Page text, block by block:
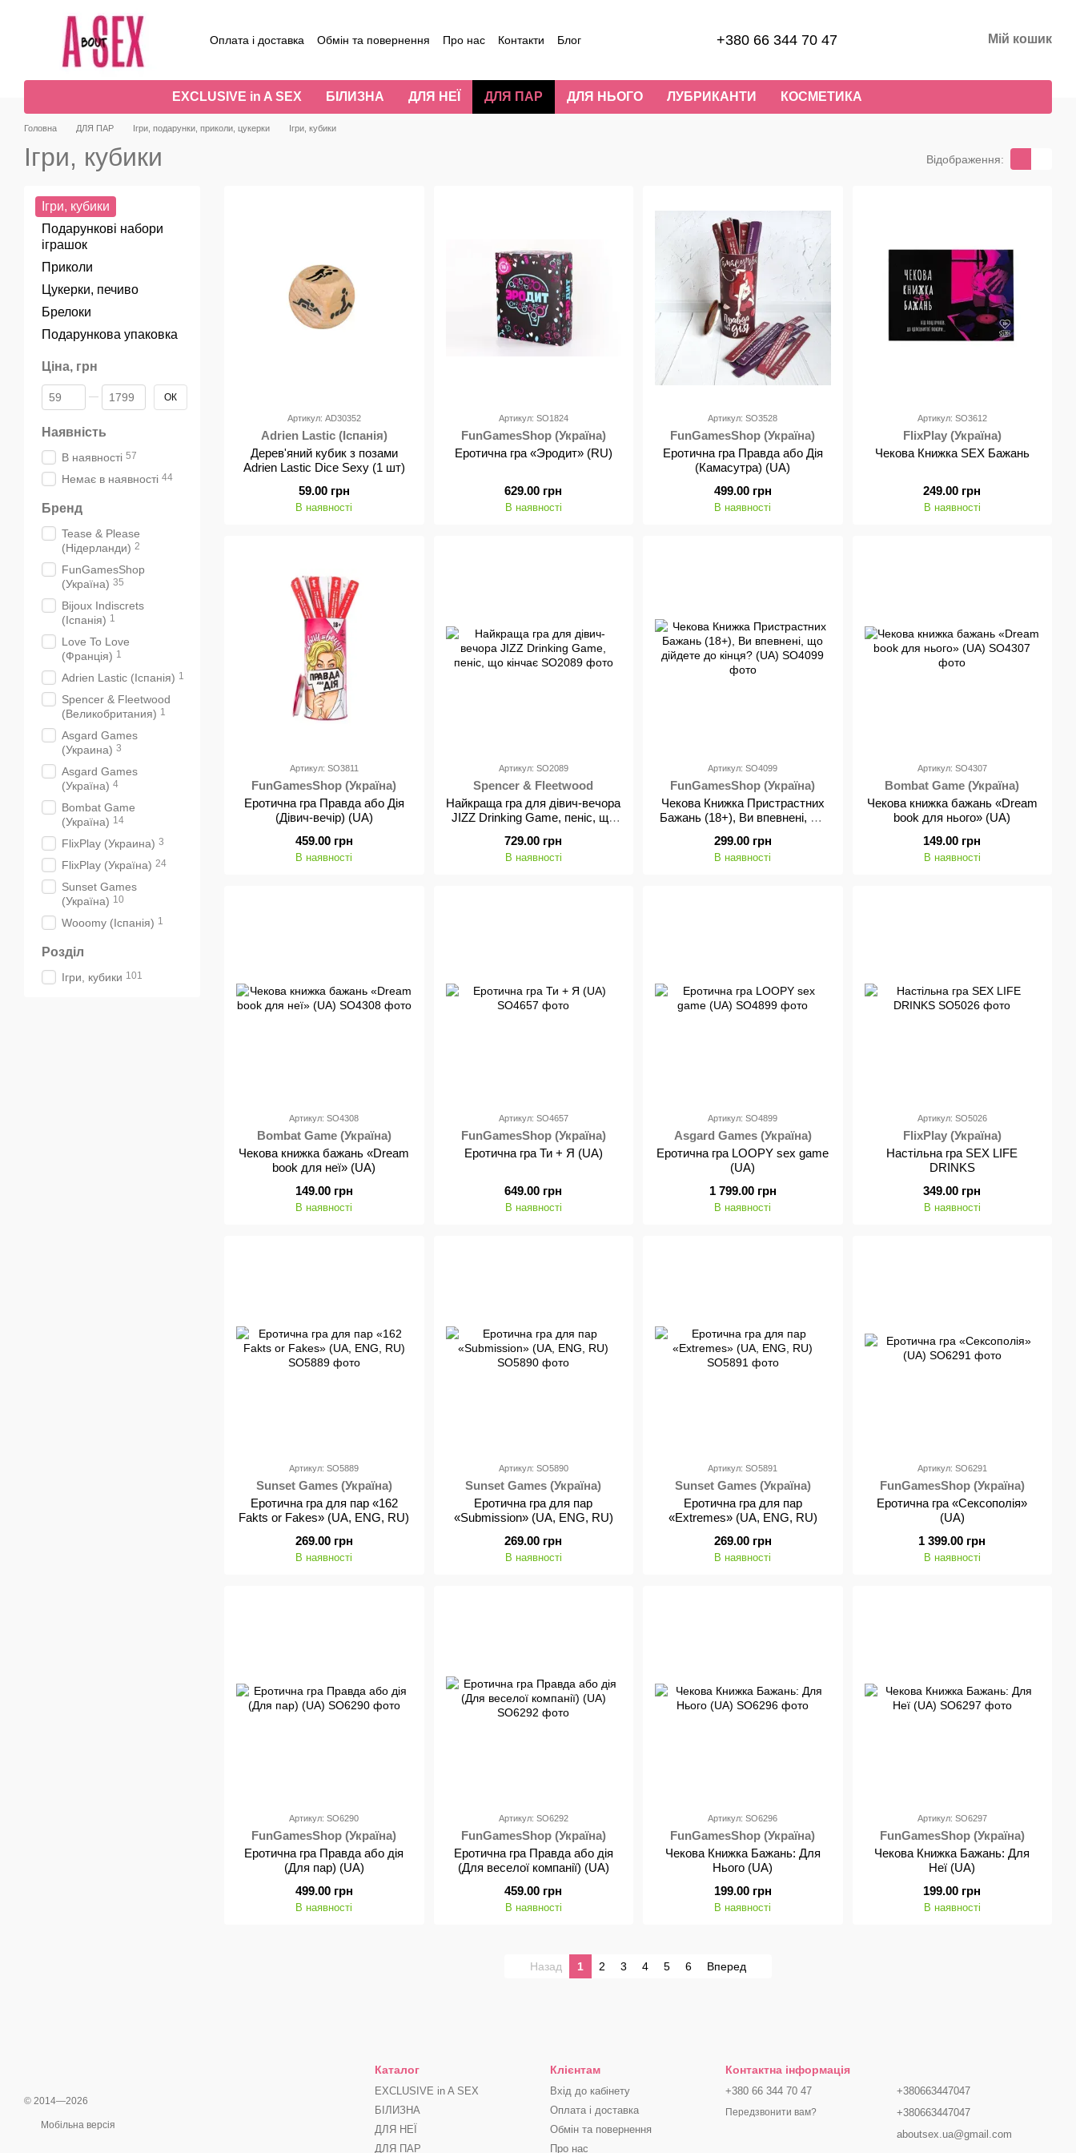
Оплата і доставка Обмін та повернення Про нас Контакти
Блог
+380 66 344 70 47 Мій кошик
EXCLUSIVE in A SEX БІЛИЗНА ДЛЯ НЕЇ ДЛЯ ПАР ДЛЯ НЬОГО ЛУБРИКАНТИ КОСМЕТИКА
Головна ДЛЯ ПАР Ігри, подарунки, приколи, цукерки Ігри, кубики
Ігри, кубики Відображення:
Артикул: AD30352
Adrien Lastic (Іспанія)
Дерев'яний кубик з позами
Adrien Lastic Dice Sexy (1 шт)
59.00 грн
В наявності
Артикул: SO1824
FunGamesShop (Україна)
Еротична гра «Эродит» (RU)
629.00 грн
В наявності
Артикул: SO3528
FunGamesShop (Україна)
Еротична гра Правда або Дія
(Камасутра) (UA)
499.00 грн
В наявності
Артикул: SO3612
FlixPlay (Україна)
Чекова Книжка SEX Бажань
249.00 грн
В наявності
Артикул: SO3811
FunGamesShop (Україна)
Еротична гра Правда або Дія
(Дівич-вечір) (UA)
459.00 грн
В наявності
Артикул: SO2089
Spencer & Fleetwood
(Великобритания)
Найкраща гра для дівич-вечора
JIZZ Drinking Game, пеніс, що
729.00 грн
В наявності
Артикул: SO4099
FunGamesShop (Україна)
Чекова Книжка Пристрастних
Бажань (18+), Ви впевнені, що
299.00 грн
В наявності
Артикул: SO4307
Bombat Game (Україна)
Чекова книжка бажань «Dream
book для нього» (UA)
149.00 грн
В наявності
Артикул: SO4308
Bombat Game (Україна)
Чекова книжка бажань «Dream
book для неї» (UA)
149.00 грн
В наявності
Артикул: SO4657
FunGamesShop (Україна)
Еротична гра Ти + Я (UA)
649.00 грн
В наявності
Артикул: SO4899
Asgard Games (Україна)
Еротична гра LOOPY sex game
(UA)
1 799.00 грн
В наявності
Артикул: SO5026
FlixPlay (Україна)
Настільна гра SEX LIFE
DRINKS
349.00 грн
В наявності
Артикул: SO5889
Sunset Games (Україна)
Еротична гра для пар «162
Fakts or Fakes» (UA, ENG, RU)
269.00 грн
В наявності
Артикул: SO5890
Sunset Games (Україна)
Еротична гра для пар
«Submission» (UA, ENG, RU)
269.00 грн
В наявності
Артикул: SO5891
Sunset Games (Україна)
Еротична гра для пар
«Extremes» (UA, ENG, RU)
269.00 грн
В наявності
Артикул: SO6291
FunGamesShop (Україна)
Еротична гра «Сексополія»
(UA)
1 399.00 грн
В наявності
Артикул: SO6290
FunGamesShop (Україна)
Еротична гра Правда або дія
(Для пар) (UA)
499.00 грн
В наявності
Артикул: SO6292
FunGamesShop (Україна)
Еротична гра Правда або дія
(Для веселої компанії) (UA)
459.00 грн
В наявності
Артикул: SO6296
FunGamesShop (Україна)
Чекова Книжка Бажань: Для
Нього (UA)
199.00 грн
В наявності
Артикул: SO6297
FunGamesShop (Україна)
Чекова Книжка Бажань: Для
Неї (UA)
199.00 грн
В наявності
Назад 1 2 3 4 5 6 Вперед
Ігри, кубики
Подарункові набори
іграшок
Приколи
Цукерки, печиво
Брелоки
Подарункова упаковка
Ціна, грн
Від Ціна, грн
До Ціна, грн ОК
Наявність
В наявності 57
Немає в наявності 44
Бренд
Tease & Please
(Нідерланди) 2
FunGamesShop
(Україна) 35
Bijoux Indiscrets
(Іспанія) 1
Love To Love
(Франція) 1
Adrien Lastic (Іспанія) 1
Spencer & Fleetwood
(Великобритания) 1
Asgard Games
(Украина) 3
Asgard Games
(Україна) 4
Bombat Game
(Україна) 14
FlixPlay (Украина) 3
FlixPlay (Україна) 24
Sunset Games
(Україна) 10
Wooomy (Іспанія) 1
Розділ
Ігри, кубики 101
© 2014—2026
Мобільна версія
Каталог
EXCLUSIVE in A SEX
БІЛИЗНА
ДЛЯ НЕЇ
ДЛЯ ПАР
Клієнтам
Вхід до кабінету
Оплата і доставка
Обмін та повернення
Про нас
Контактна інформація
+380 66 344 70 47
Передзвонити вам?
+380663447047
+380663447047
aboutsex.ua@gmail.com